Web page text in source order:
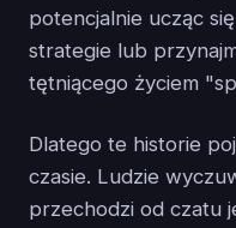
potencjalnie ucząc
strategie lub
tętniącego życiem
Dlatego te historie
czasie. Ludzie
przechodzi od czatu